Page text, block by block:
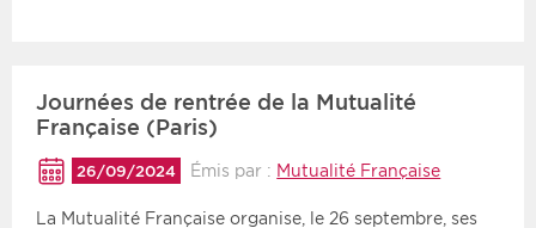
Journées de rentrée de la Mutualité
Française (Paris)
26/09/2024 Émis par : Mutualité Française
La Mutualité Française organise, le 26 septembre, ses